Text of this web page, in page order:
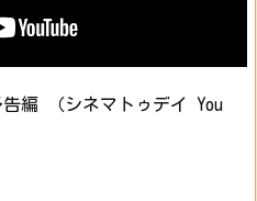
編 （シネマトゥデイ You